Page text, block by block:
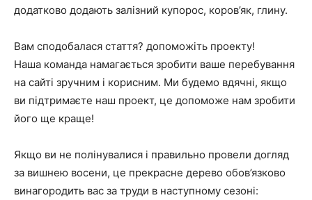
додатково додають залізний купорос, коров’як, глину.
Вам сподобалася стаття? допоможіть проекту!
Наша команда намагається зробити ваше перебування
на сайті зручним і корисним. Ми будемо вдячні, якщо
ви підтримаєте наш проект, це допоможе нам зробити
його ще краще!
Якщо ви не полінувалися і правильно провели догляд
за вишнею восени, це прекрасне дерево обов’язково
винагородить вас за труди в наступному сезоні: